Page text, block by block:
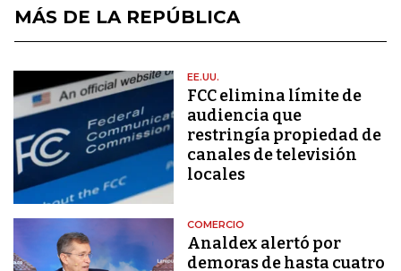
MÁS DE LA REPÚBLICA
EE.UU.
FCC elimina límite de
audiencia que
restringía propiedad de
canales de televisión
locales
COMERCIO
Analdex alertó por
demoras de hasta cuatro